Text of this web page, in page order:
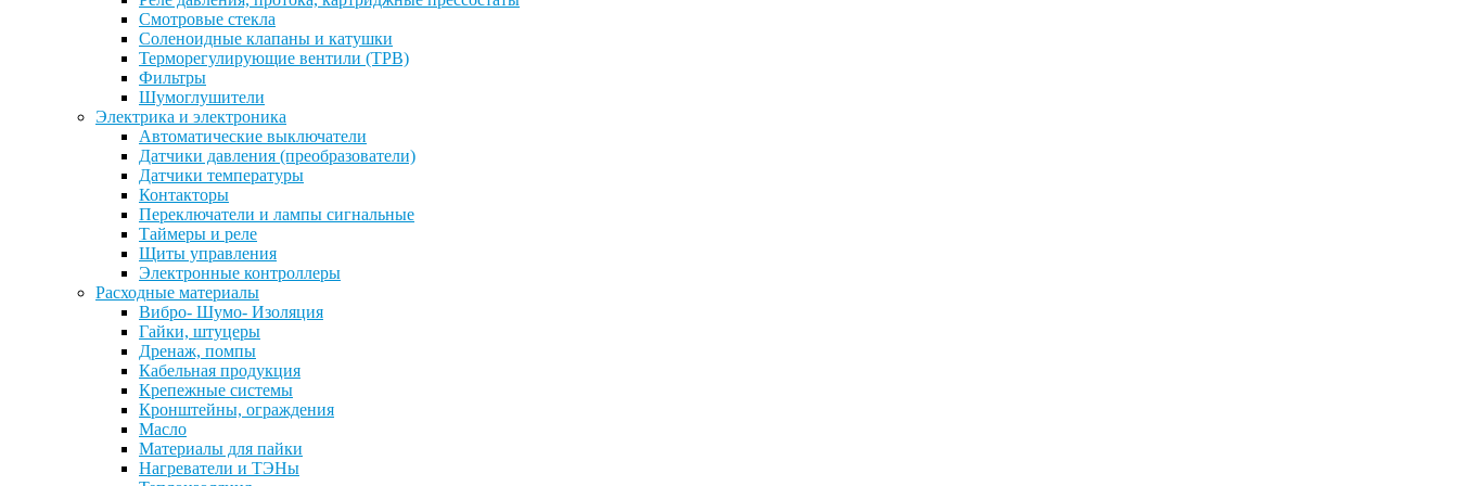
Смотровые стекла
Соленоидные клапаны и катушки
Терморегулирующие вентили (ТРВ)
Фильтры
Шумоглушители
Электрика и электроника
Автоматические выключатели
Датчики давления (преобразователи)
Датчики температуры
Контакторы
Переключатели и лампы сигнальные
Таймеры и реле
Щиты управления
Электронные контроллеры
Расходные материалы
Вибро- Шумо- Изоляция
Гайки, штуцеры
Дренаж, помпы
Кабельная продукция
Крепежные системы
Кронштейны, ограждения
Масло
Материалы для пайки
Нагреватели и ТЭНы